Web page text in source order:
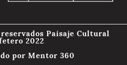
Paisaje Cultural
2022
por Mentor 360